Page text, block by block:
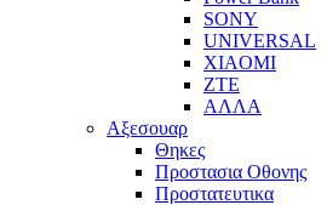
SONY
UNIVERSAL
XIAOMI
ZTE
ΑΛΛΑ
Αξεσουαρ
Θηκες
Προστασια Οθονης
Προστατευτικα